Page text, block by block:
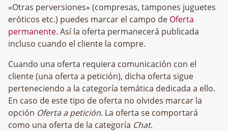
«Otras perversiones» (compresas, tampones juguetes
eróticos etc.) puedes marcar el campo de Oferta
permanente. Así la oferta permanecerá publicada
incluso cuando el cliente la compre.
Cuando una oferta requiera comunicación con el
cliente (una oferta a petición), dicha oferta sigue
perteneciendo a la categoría temática dedicada a ello.
En caso de este tipo de oferta no olvides marcar la
opción Oferta a petición. La oferta se comportará
como una oferta de la categoría Chat.